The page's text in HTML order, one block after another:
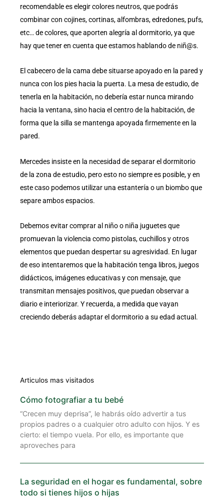
recomendable es elegir colores neutros, que podrás
combinar con cojines, cortinas, alfombras, edredones, pufs,
etc… de colores, que aporten alegría al dormitorio, ya que
hay que tener en cuenta que estamos hablando de niñ@s.
El cabecero de la cama debe situarse apoyado en la pared y
nunca con los pies hacia la puerta. La mesa de estudio, de
tenerla en la habitación, no debería estar nunca mirando
hacia la ventana, sino hacia el centro de la habitación, de
forma que la silla se mantenga apoyada firmemente en la
pared.
Mercedes insiste en la necesidad de separar el dormitorio
de la zona de estudio, pero esto no siempre es posible, y en
este caso podemos utilizar una estantería o un biombo que
separe ambos espacios.
Debemos evitar comprar al niño o niña juguetes que
promuevan la violencia como pistolas, cuchillos y otros
elementos que puedan despertar su agresividad. En lugar
de eso intentaremos que la habitación tenga libros, juegos
didácticos, imágenes educativas y con mensaje, que
transmitan mensajes positivos, que puedan observar a
diario e interiorizar. Y recuerda, a medida que vayan
creciendo deberás adaptar el dormitorio a su edad actual.
Articulos mas visitados
Cómo fotografiar a tu bebé
“Crecen muy deprisa”, le habrás oído advertir a tus
propios padres o a cualquier otro adulto con hijos. Y es
cierto: el tiempo vuela. Por ello, es importante que
aproveches para
La seguridad en el hogar es fundamental, sobre
todo si tienes hijos o hijas